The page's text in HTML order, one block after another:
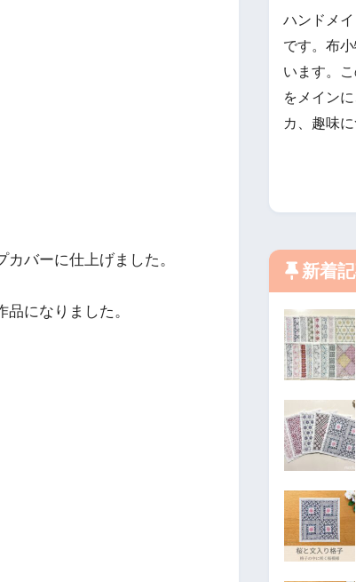
バーに仕上げました。
になりました。
ハンドメ
です。布
います。
をメイン
カ、趣味
新着